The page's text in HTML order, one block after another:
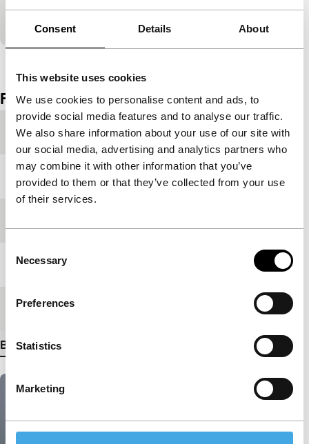
Consent Details About
This website uses cookies
We use cookies to personalise content and ads, to
provide social media features and to analyse our traffic.
We also share information about your use of our site with
our social media, advertising and analytics partners who
may combine it with other information that you’ve
provided to them or that they’ve collected from your use
of their services.
Selection
Necessary
Preferences
Statistics
Marketing
reuzeninsect is veranderd en zijn omgeving de
Film details
Productieland Hongarije
Jaar 2008
Lengte
Medium/Formaat
Bekijk meer details